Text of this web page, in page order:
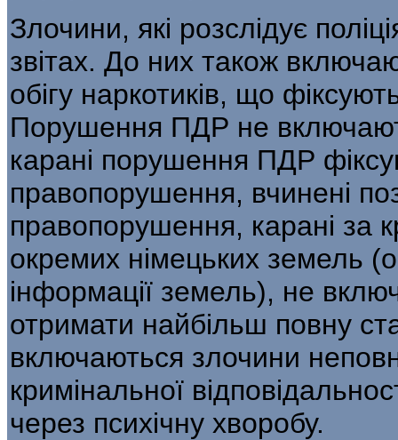
Злочини, які розслідує
звітах. До них також
обігу наркотиків, що
Порушення ПДР не
карані порушення ПДР
правопорушення, вчинені
правопорушення, карані за
окремих німецьких земель
інформації земель), не
отримати найбільш повну
включаються злочини
кримі­нальної
через психічну хворобу.